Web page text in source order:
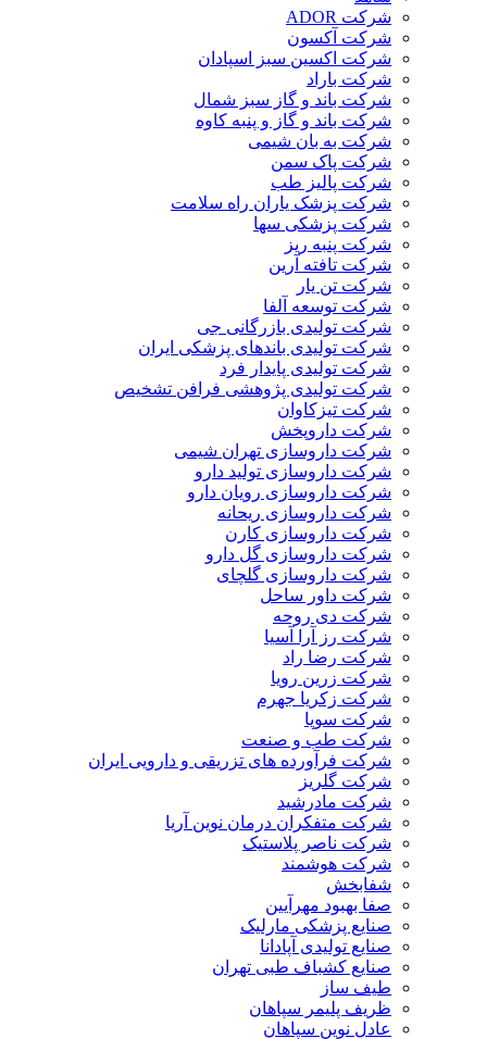
شرکت ADOR
شرکت آکسون
شرکت اکسین سبز اسپادان
شرکت باراد
شرکت باند و گاز سبز شمال
شرکت باند و گاز و پنبه کاوه
شرکت به بان شیمی
شرکت پاک سمن
شرکت پالیز طب
شرکت پزشک یاران راه سلامت
شرکت پزشکی سها
شرکت پنبه ریز
شرکت تافته آرین
شرکت تن یار
شرکت توسعه آلفا
شرکت تولیدی بازرگانی جی
شرکت تولیدی باندهای پزشکی ایران
شرکت تولیدی پایدار فرد
شرکت تولیدی پژوهشی فرافن تشخیص
شرکت تیزکاوان
شرکت داروپخش
شرکت داروسازی تهران شیمی
شرکت داروسازی تولید دارو
شرکت داروسازی رویان دارو
شرکت داروسازی ریحانه
شرکت داروسازی کارن
شرکت داروسازی گل دارو
شرکت داروسازی گلچای
شرکت داور ساحل
شرکت دی روحه
شرکت رز آرا آسیا
شرکت رضا راد
شرکت زرین رویا
شرکت زکریا جهرم
شرکت سوپا
شرکت طب و صنعت
شرکت فرآورده های تزریقی و دارویی ایران
شرکت گلریز
شرکت مادرشید
شرکت متفکران درمان نوین آریا
شرکت ناصر پلاستیک
شرکت هوشمند
شفابخش
صفا بهبود مهرآیین
صنایع پزشکی مارلیک
صنایع تولیدی آپادانا
صنایع کشباف طبی تهران
طیف ساز
ظریف پلیمر سپاهان
عادل نوین سپاهان